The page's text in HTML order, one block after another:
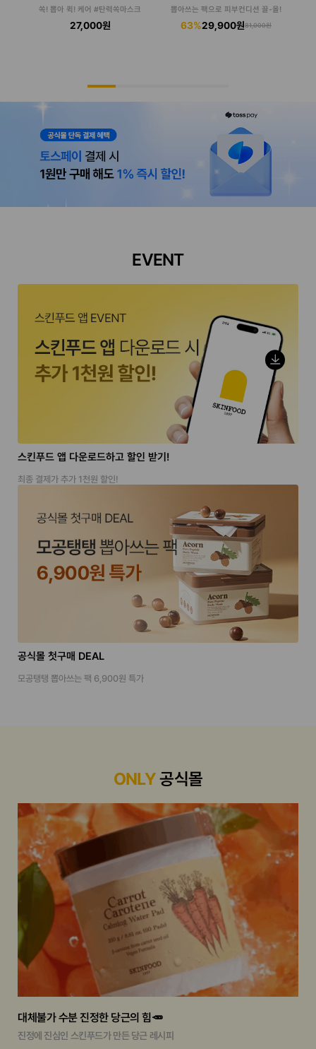
쏙! 뽑아 퀵! 케어 #탄력쏙마스크
27,000원
뽑아쓰는 팩으로 피부컨디션 끌-올!
63%29,900원81,000원
EVENT
스킨푸드 앱 다운로드하고 할인 받기!
최종 결제가 추가 1천원 할인!
공식몰 첫구매 DEAL
모공탱탱 뽑아쓰는 팩 6,900원 특가
ONLY공식몰
대체불가 수분 진정한 당근의 힘🥕
진정에 진심인 스킨푸드가 만든 당근 레시피